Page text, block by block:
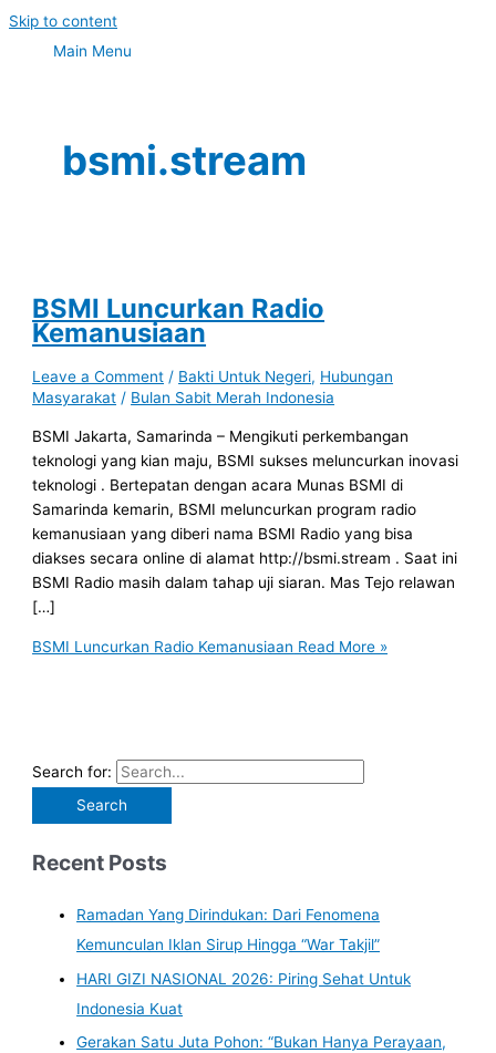
Skip to content
Main Menu
bsmi.stream
BSMI Luncurkan Radio
Kemanusiaan
Leave a Comment / Bakti Untuk Negeri, Hubungan
Masyarakat / Bulan Sabit Merah Indonesia
BSMI Jakarta, Samarinda – Mengikuti perkembangan
teknologi yang kian maju, BSMI sukses meluncurkan inovasi
teknologi . Bertepatan dengan acara Munas BSMI di
Samarinda kemarin, BSMI meluncurkan program radio
kemanusiaan yang diberi nama BSMI Radio yang bisa
diakses secara online di alamat http://bsmi.stream . Saat ini
BSMI Radio masih dalam tahap uji siaran. Mas Tejo relawan
[…]
BSMI Luncurkan Radio Kemanusiaan Read More »
Search for:
Recent Posts
Ramadan Yang Dirindukan: Dari Fenomena
Kemunculan Iklan Sirup Hingga “War Takjil”
HARI GIZI NASIONAL 2026: Piring Sehat Untuk
Indonesia Kuat
Gerakan Satu Juta Pohon: “Bukan Hanya Perayaan,